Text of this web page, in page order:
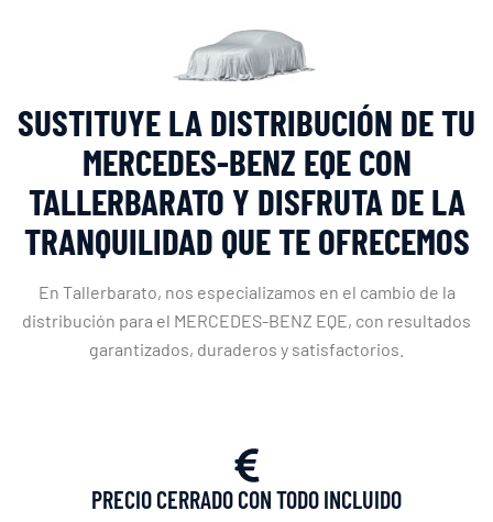
SUSTITUYE LA DISTRIBUCIÓN DE TU
MERCEDES-BENZ EQE CON
TALLERBARATO Y DISFRUTA DE LA
TRANQUILIDAD QUE TE OFRECEMOS
En Tallerbarato, nos especializamos en el cambio de la
distribución para el MERCEDES-BENZ EQE, con resultados
garantizados, duraderos y satisfactorios.
PRECIO CERRADO CON TODO INCLUIDO